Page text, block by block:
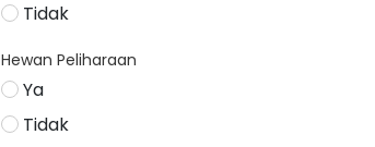
Tidak
Hewan Peliharaan
Ya
Tidak